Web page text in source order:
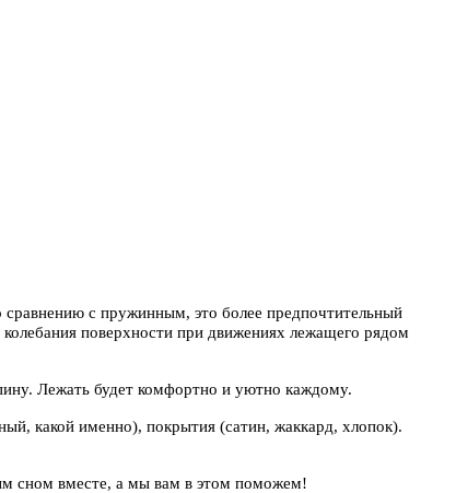
с пружинным, это более предпочтительный
поверхности при движениях лежащего рядом
Лежать будет комфортно и уютно каждому.
какой именно), покрытия (сатин, жаккард, хлопок).
сном вместе, а мы вам в этом поможем!